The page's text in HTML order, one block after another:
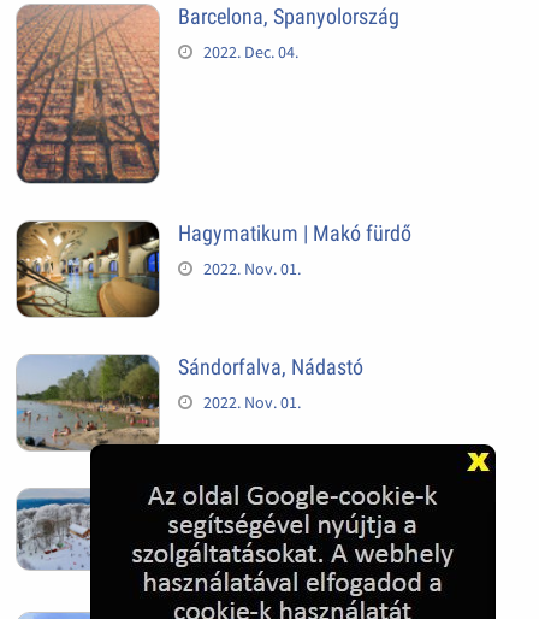
Barcelona, Spanyolország
2022. Dec. 04.
Hagymatikum | Makó fürdő
2022. Nov. 01.
Sándorfalva, Nádastó
2022. Nov. 01.
Hóban gyakran gazdag télen a
Kékestető
2022. Nov. 01.